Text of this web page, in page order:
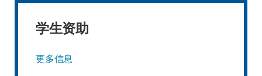
学生资助
更多信息